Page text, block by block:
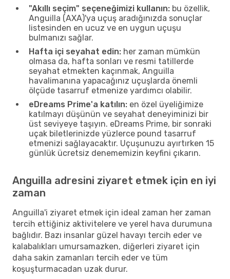
"Akıllı seçim" seçeneğimizi kullanın: bu özellik,
Anguilla (AXA)'ya uçuş aradığınızda sonuçlar
listesinden en ucuz ve en uygun uçuşu
bulmanızı sağlar.
Hafta içi seyahat edin: her zaman mümkün
olmasa da, hafta sonları ve resmi tatillerde
seyahat etmekten kaçınmak, Anguilla
havalimanına yapacağınız uçuşlarda önemli
ölçüde tasarruf etmenize yardımcı olabilir.
eDreams Prime'a katılın: en özel üyeliğimize
katılmayı düşünün ve seyahat deneyiminizi bir
üst seviyeye taşıyın. eDreams Prime, bir sonraki
uçak biletlerinizde yüzlerce pound tasarruf
etmenizi sağlayacaktır. Uçuşunuzu ayırtırken 15
günlük ücretsiz denememizin keyfini çıkarın.
Anguilla adresini ziyaret etmek için en iyi
zaman
Anguilla'i ziyaret etmek için ideal zaman her zaman
tercih ettiğiniz aktivitelere ve yerel hava durumuna
bağlıdır. Bazı insanlar güzel havayı tercih eder ve
kalabalıkları umursamazken, diğerleri ziyaret için
daha sakin zamanları tercih eder ve tüm
koşuşturmacadan uzak durur.